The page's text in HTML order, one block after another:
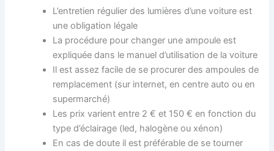
L’entretien régulier des lumières d’une voiture est
une obligation légale
La procédure pour changer une ampoule est
expliquée dans le manuel d’utilisation de la voiture
Il est assez facile de se procurer des ampoules de
remplacement (sur internet, en centre auto ou en
supermarché)
Les prix varient entre 2 € et 150 € en fonction du
type d’éclairage (led, halogène ou xénon)
En cas de doute il est préférable de se tourner